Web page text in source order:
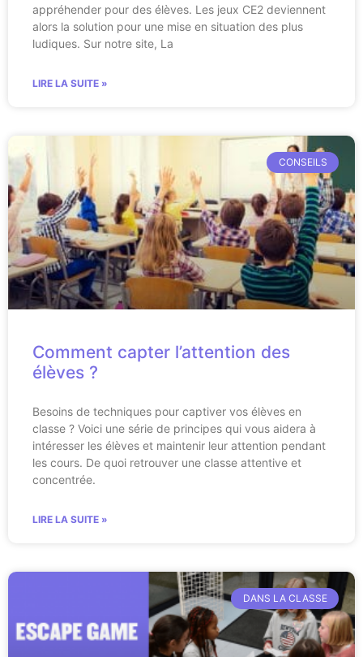
appréhender pour des élèves. Les jeux CE2 deviennent
alors la solution pour une mise en situation des plus
ludiques. Sur notre site, La
LIRE LA SUITE »
CONSEILS
Comment capter l’attention des
élèves ?
Besoins de techniques pour captiver vos élèves en
classe ? Voici une série de principes qui vous aidera à
intéresser les élèves et maintenir leur attention pendant
les cours. De quoi retrouver une classe attentive et
concentrée.
LIRE LA SUITE »
DANS LA CLASSE